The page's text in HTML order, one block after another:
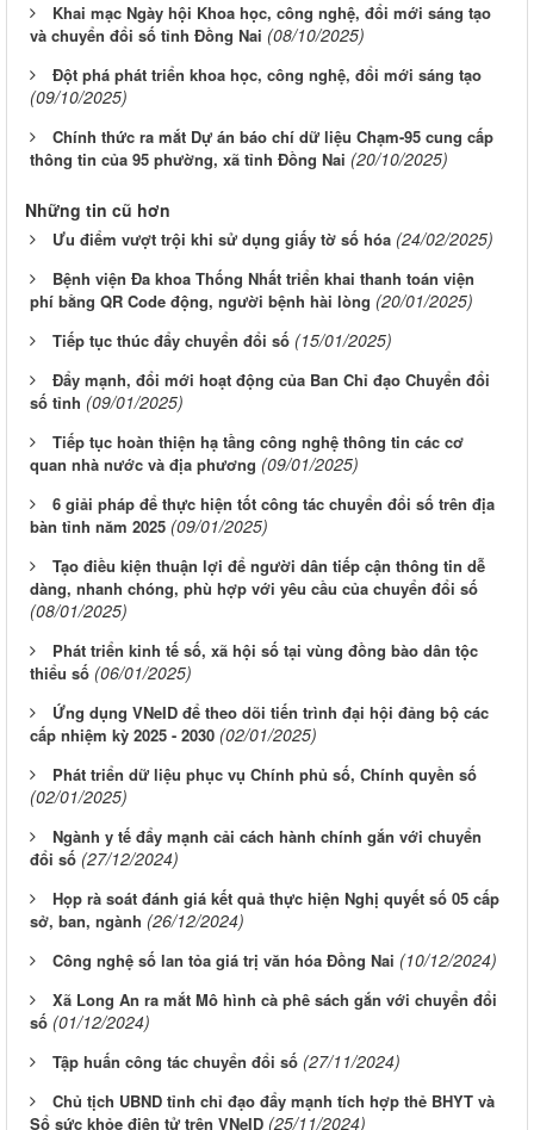
Khai mạc Ngày hội Khoa học, công nghệ, đổi mới sáng tạo
và chuyển đổi số tỉnh Đồng Nai (08/10/2025)
Đột phá phát triển khoa học, công nghệ, đổi mới sáng tạo
(09/10/2025)
Chính thức ra mắt Dự án báo chí dữ liệu Chạm-95 cung cấp
thông tin của 95 phường, xã tỉnh Đồng Nai (20/10/2025)
Những tin cũ hơn
Ưu điểm vượt trội khi sử dụng giấy tờ số hóa (24/02/2025)
Bệnh viện Đa khoa Thống Nhất triển khai thanh toán viện
phí bằng QR Code động, người bệnh hài lòng (20/01/2025)
Tiếp tục thúc đẩy chuyển đổi số (15/01/2025)
Đẩy mạnh, đổi mới hoạt động của Ban Chỉ đạo Chuyển đổi
số tỉnh (09/01/2025)
Tiếp tục hoàn thiện hạ tầng công nghệ thông tin các cơ
quan nhà nước và địa phương (09/01/2025)
6 giải pháp để thực hiện tốt công tác chuyển đổi số trên địa
bàn tỉnh năm 2025 (09/01/2025)
Tạo điều kiện thuận lợi để người dân tiếp cận thông tin dễ
dàng, nhanh chóng, phù hợp với yêu cầu của chuyển đổi số
(08/01/2025)
Phát triển kinh tế số, xã hội số tại vùng đồng bào dân tộc
thiểu số (06/01/2025)
Ứng dụng VNeID để theo dõi tiến trình đại hội đảng bộ các
cấp nhiệm kỳ 2025 - 2030 (02/01/2025)
Phát triển dữ liệu phục vụ Chính phủ số, Chính quyền số
(02/01/2025)
Ngành y tế đẩy mạnh cải cách hành chính gắn với chuyển
đổi số (27/12/2024)
Họp rà soát đánh giá kết quả thực hiện Nghị quyết số 05 cấp
sở, ban, ngành (26/12/2024)
Công nghệ số lan tỏa giá trị văn hóa Đồng Nai (10/12/2024)
Xã Long An ra mắt Mô hình cà phê sách gắn với chuyển đổi
số (01/12/2024)
Tập huấn công tác chuyển đổi số (27/11/2024)
Chủ tịch UBND tỉnh chỉ đạo đẩy mạnh tích hợp thẻ BHYT và
Sổ sức khỏe điện tử trên VNeID (25/11/2024)